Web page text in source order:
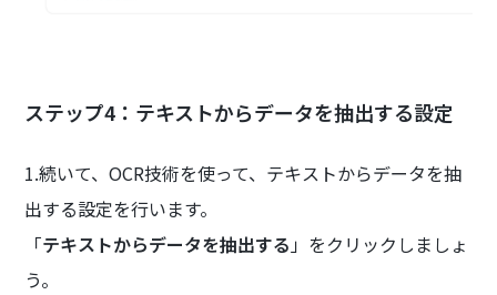
ステップ4：テキストからデータを抽出する設定
1.続いて、OCR技術を使って、テキストからデータを抽
出する設定を行います。
「テキストからデータを抽出する」をクリックしましょ
う。